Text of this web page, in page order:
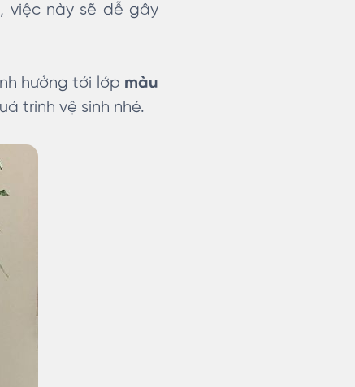
việc này sẽ dễ gây
hưởng tới lớp màu
trình vệ sinh nhé.